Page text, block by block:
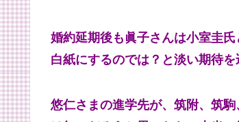
婚約延期後も眞子さんは小室圭
白紙にするのでは？と淡い期待
悠仁さまの進学先が、筑附、筑